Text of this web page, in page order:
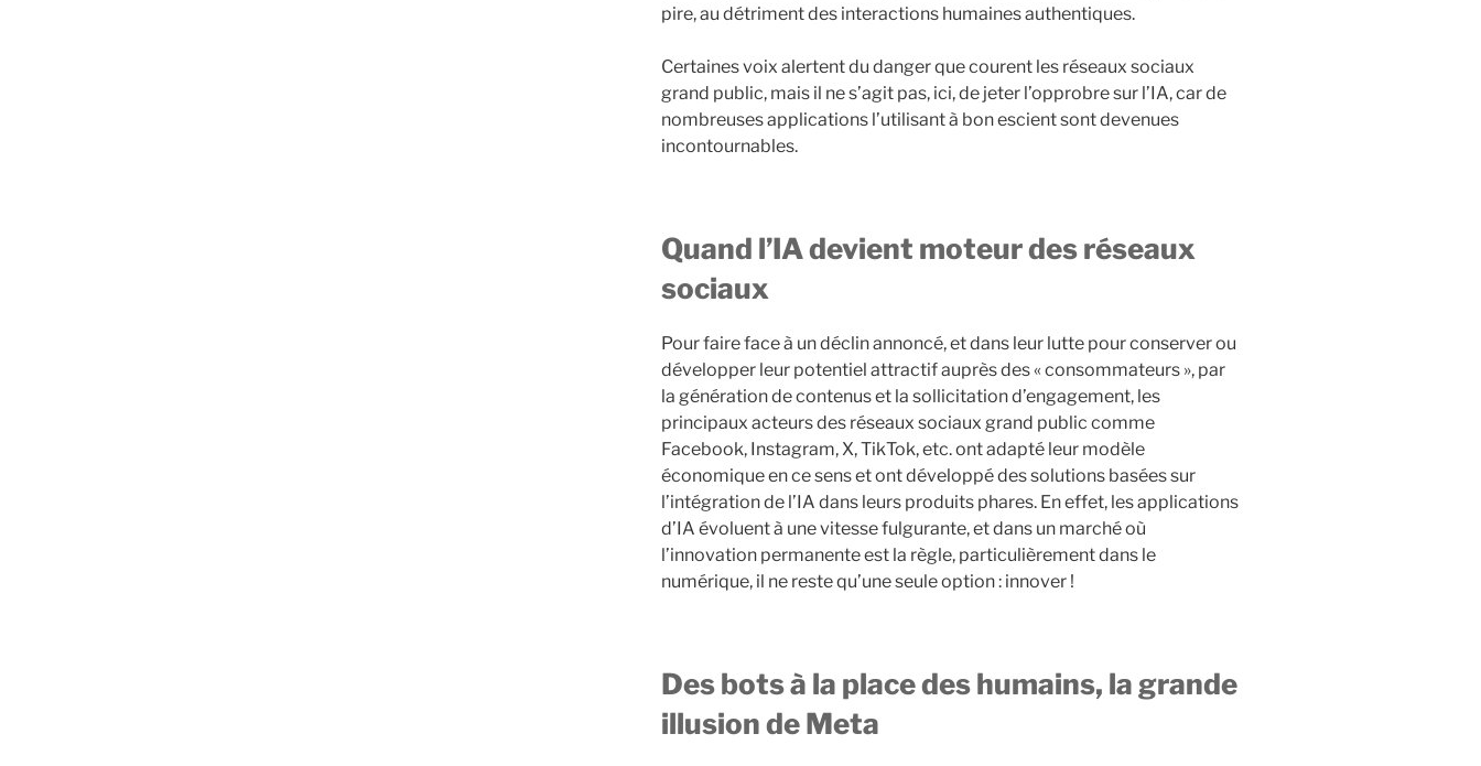
pire, au détriment des interactions humaines authentiques.
Certaines voix alertent du danger que courent les réseaux sociaux
grand public, mais il ne s’agit pas, ici, de jeter l’opprobre sur l’IA, car de
nombreuses applications l’utilisant à bon escient sont devenues
incontournables.
Quand l’IA devient moteur des réseaux
sociaux
Pour faire face à un déclin annoncé, et dans leur lutte pour conserver ou
développer leur potentiel attractif auprès des « consommateurs », par
la génération de contenus et la sollicitation d’engagement, les
principaux acteurs des réseaux sociaux grand public comme
Facebook, Instagram, X, TikTok, etc. ont adapté leur modèle
économique en ce sens et ont développé des solutions basées sur
l’intégration de l’IA dans leurs produits phares. En effet, les applications
d’IA évoluent à une vitesse fulgurante, et dans un marché où
l’innovation permanente est la règle, particulièrement dans le
numérique, il ne reste qu’une seule option : innover !
Des bots à la place des humains, la grande
illusion de Meta